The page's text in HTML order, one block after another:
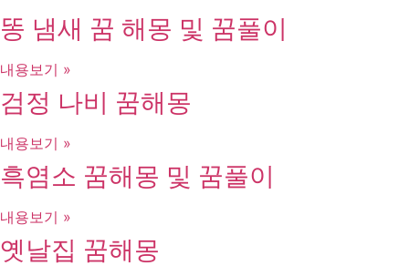
똥 냄새 꿈 해몽 및 꿈풀이
내용보기 »
검정 나비 꿈해몽
내용보기 »
흑염소 꿈해몽 및 꿈풀이
내용보기 »
옛날집 꿈해몽